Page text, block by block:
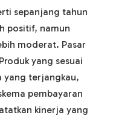
sepanjang tahun
positif, namun
moderat. Pasar
yang sesuai
yang terjangkau,
pembayaran
kinerja yang